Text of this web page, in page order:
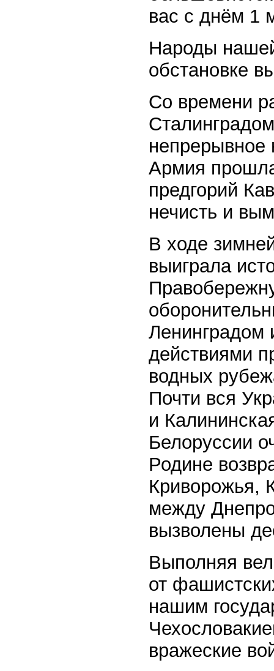
вас с днём 1
Народы
обстановке
Со времени
непрерывное
Армия
предгорий
нечисть и
В ходе
выиграла
Ленинградом
действиями
водных
Почти вся
и
Белоруссии
Родине
Криворожья,
между
вызволены
Выполняя
от
нашим
вражеские